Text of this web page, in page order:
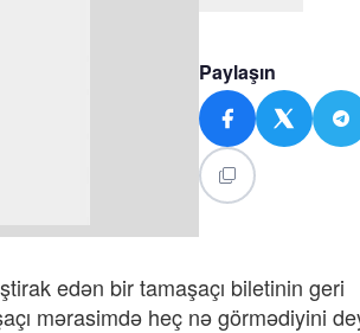
Paylaşın
edən bir tamaşaçı biletinin geri
mərasimdə heç nə görmədiyini